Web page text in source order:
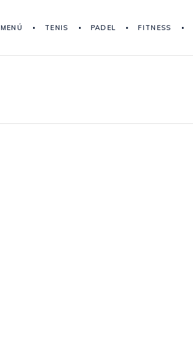
MENÚ TENIS PADEL FITNESS